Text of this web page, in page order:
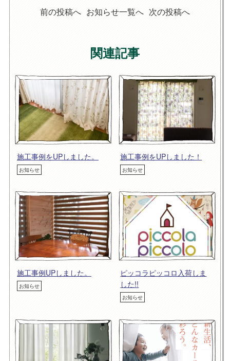
前の投稿へ お知らせ一覧へ 次の投稿へ
関連記事
施工事例をUPしました。
お知らせ
施工事例をUPしました！
お知らせ
施工事例UPしました。
お知らせ
ピッコラピッコロ入荷しま
した!!
お知らせ